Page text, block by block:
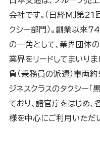
会社です。（日経ＭＪ第
クシー部門）。創業以来
の一角として、業界団体
業界をリードしてまいり
負（乗務員の派遣）車両
ジネスクラスのタクシー
ており、諸官庁をはじめ
様を中心にご利用いただ